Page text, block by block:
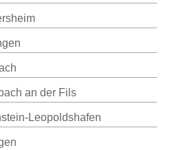
an der Fils
Leopoldshafen